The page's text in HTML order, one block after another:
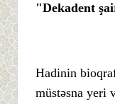
"Dekadent
Hadinin
müstəsna yeri